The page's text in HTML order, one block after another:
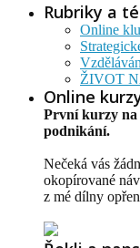
Rubriky a
Online
ŽIVOT
Online
První kurzy na
podnikání.
Nečeká vás
okopírované
z mé dílny